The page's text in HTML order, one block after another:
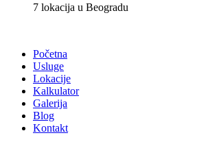
7 lokacija u Beogradu
Početna
Usluge
Lokacije
Kalkulator
Galerija
Blog
Kontakt